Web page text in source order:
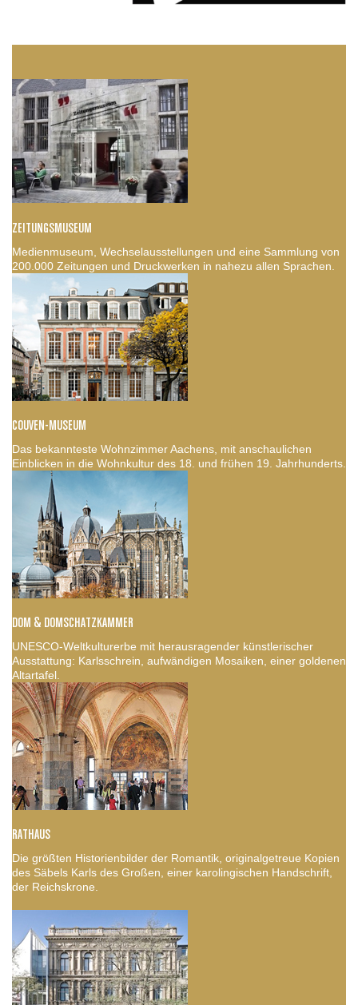
ZEITUNGSMUSEUM
Medienmuseum, Wechselausstellungen und eine Sammlung von
200.000 Zeitungen und Druckwerken in nahezu allen Sprachen.
COUVEN-MUSEUM
Das bekannteste Wohnzimmer Aachens, mit anschaulichen
Einblicken in die Wohnkultur des 18. und frühen 19. Jahrhunderts.
DOM & DOMSCHATZKAMMER
UNESCO-Weltkulturerbe mit herausragender künstlerischer
Ausstattung: Karlsschrein, aufwändigen Mosaiken, einer goldenen
Altartafel.
RATHAUS
Die größten Historienbilder der Romantik, originalgetreue Kopien
des Säbels Karls des Großen, einer karolingischen Handschrift,
der Reichskrone.